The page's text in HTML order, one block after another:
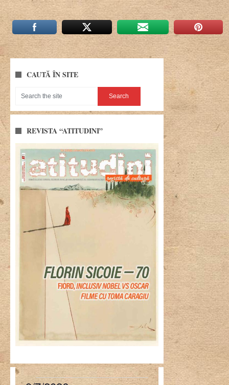
CAUTĂ ÎN SITE
REVISTA “ATITUDINI”